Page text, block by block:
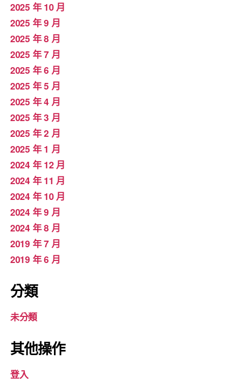
2025 年 10 月
2025 年 9 月
2025 年 8 月
2025 年 7 月
2025 年 6 月
2025 年 5 月
2025 年 4 月
2025 年 3 月
2025 年 2 月
2025 年 1 月
2024 年 12 月
2024 年 11 月
2024 年 10 月
2024 年 9 月
2024 年 8 月
2019 年 7 月
2019 年 6 月
分類
未分類
其他操作
登入